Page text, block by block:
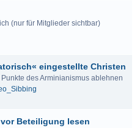
(nur für Mitglieder sichtbar)
eingestellte Christen
des Arminianismus ablehnen
Beteiligung lesen